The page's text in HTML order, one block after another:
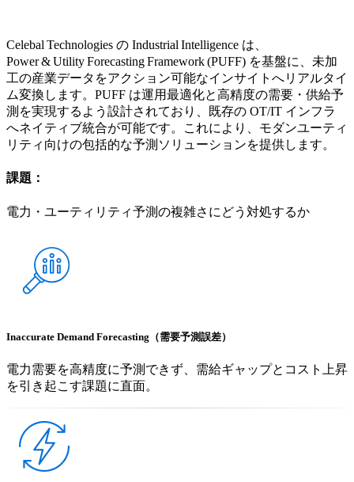
Celebal Technologies の Industrial Intelligence は、
Power & Utility Forecasting Framework (PUFF) を基盤に、未加
工の産業データをアクション可能なインサイトへリアルタイ
ム変換します。PUFF は運用最適化と高精度の需要・供給予
測を実現するよう設計されており、既存の OT/IT インフラ
へネイティブ統合が可能です。これにより、モダンユーティ
リティ向けの包括的な予測ソリューションを提供します。
課題：
電力・ユーティリティ予測の複雑さにどう対処するか
Inaccurate Demand Forecasting（需要予測誤差）
電力需要を高精度に予測できず、需給ギャップとコスト上昇
を引き起こす課題に直面。